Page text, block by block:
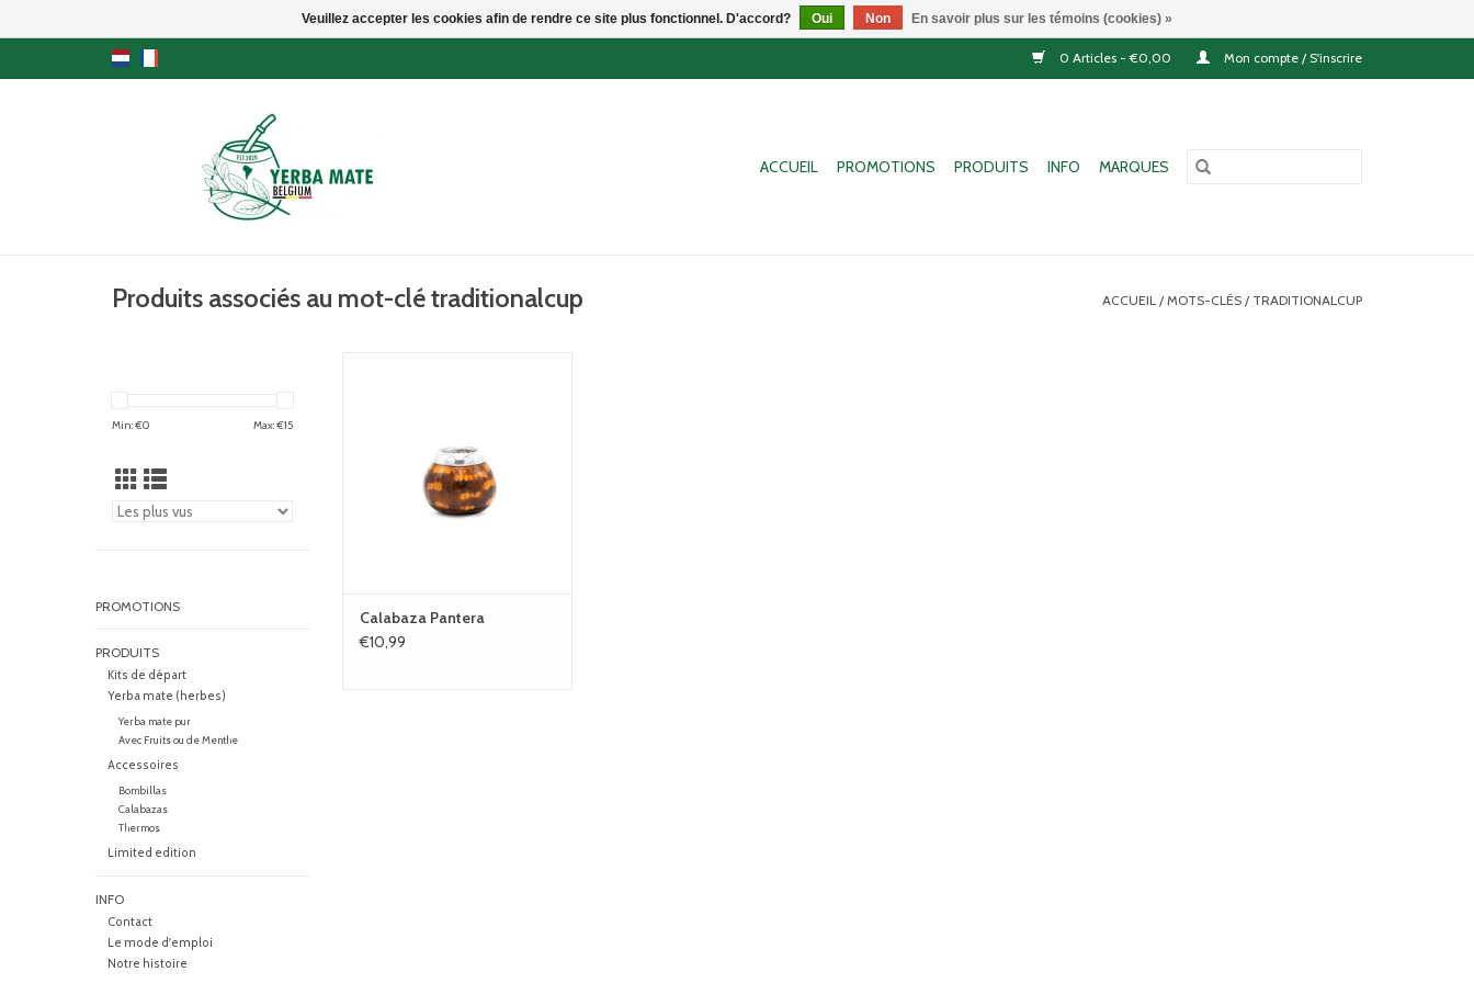
0 Articles - €0,00 Mon compte / S'inscrire
ACCUEIL PROMOTIONS PRODUITS INFO MARQUES
Produits associés au mot-clé traditionalcup ACCUEIL / MOTS-CLÉS / TRADITIONALCUP
Min: €0 Max: €15
PROMOTIONS
PRODUITS
Kits de départ
Yerba mate (herbes)
Yerba mate pur
Avec Fruits ou de Menthe
Accessoires
Bombillas
Calabazas
Thermos
Limited edition
INFO
Contact
Le mode d'emploi
Notre histoire
en métal
AJOUTER AU PANIER
Calabaza Pantera
€10,99
Veuillez accepter les cookies afin de rendre ce site plus fonctionnel. D'accord? Oui Non En savoir plus sur les témoins (cookies) »